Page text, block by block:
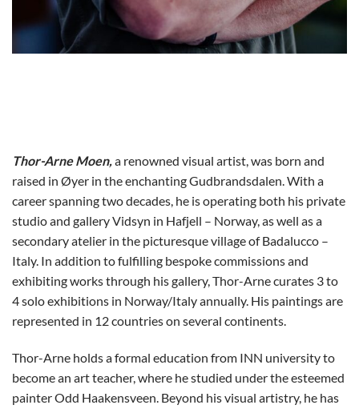
Thor-Arne Moen,a renowned visual artist, was born and
raised in Øyer in the enchanting Gudbrandsdalen. With a
career spanning two decades, he is operating both his private
studio and gallery Vidsyn in Hafjell – Norway, as well as a
secondary atelier in the picturesque village of Badalucco –
Italy. In addition to fulfilling bespoke commissions and
exhibiting works through his gallery, Thor-Arne curates 3 to
4 solo exhibitions in Norway/Italy annually. His paintings are
represented in 12 countries on several continents.
Thor-Arne holds a formal education from INN university to
become an art teacher, where he studied under the esteemed
painter Odd Haakensveen. Beyond his visual artistry, he has